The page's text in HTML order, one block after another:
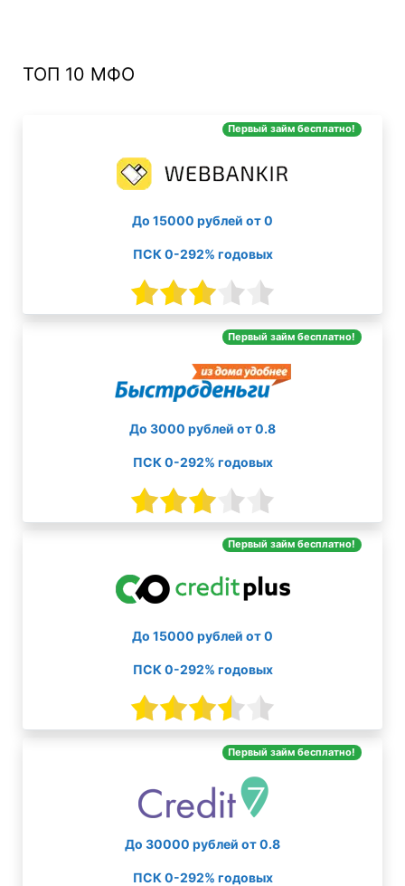
ТОП 10 МФО
Первый займ бесплатно!
До 15000 рублей от 0
ПСК 0-292% годовых
Первый займ бесплатно!
До 3000 рублей от 0.8
ПСК 0-292% годовых
Первый займ бесплатно!
До 15000 рублей от 0
ПСК 0-292% годовых
Первый займ бесплатно!
До 30000 рублей от 0.8
ПСК 0-292% годовых